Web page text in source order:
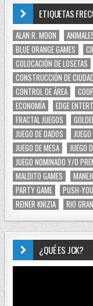
ETIQUETAS
ALAN R. MOON
BLUE ORANGE GAMES
COLOCACIÓN DE LOSETAS
CONSTRUCCIÓN DE
CONTROL DE ÁREA
ECONOMÍA
EDGE
FRACTAL JUEGOS
JUEGO DE DADOS
JUEGO DE MESA
JUEGO
JUEGO NOMINADO Y/O
MALDITO GAMES
PARTY GAME
PUSH-
REINER KNIZIA
RIO
¿QUÉ ES JCK?